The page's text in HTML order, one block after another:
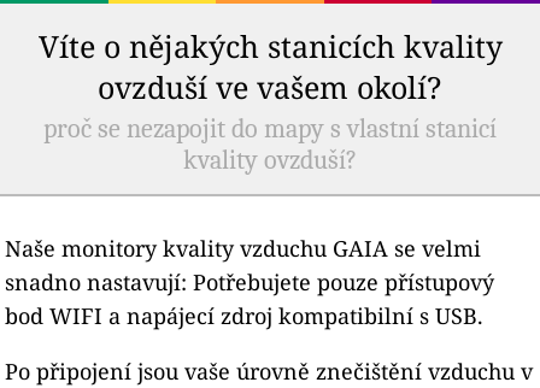
Víte o nějakých stanicích kvality
ovzduší ve vašem okolí?
proč se nezapojit do mapy s vlastní stanicí
kvality ovzduší?
Naše monitory kvality vzduchu GAIA se velmi
snadno nastavují: Potřebujete pouze přístupový
bod WIFI a napájecí zdroj kompatibilní s USB.
Po připojení jsou vaše úrovně znečištění vzduchu v